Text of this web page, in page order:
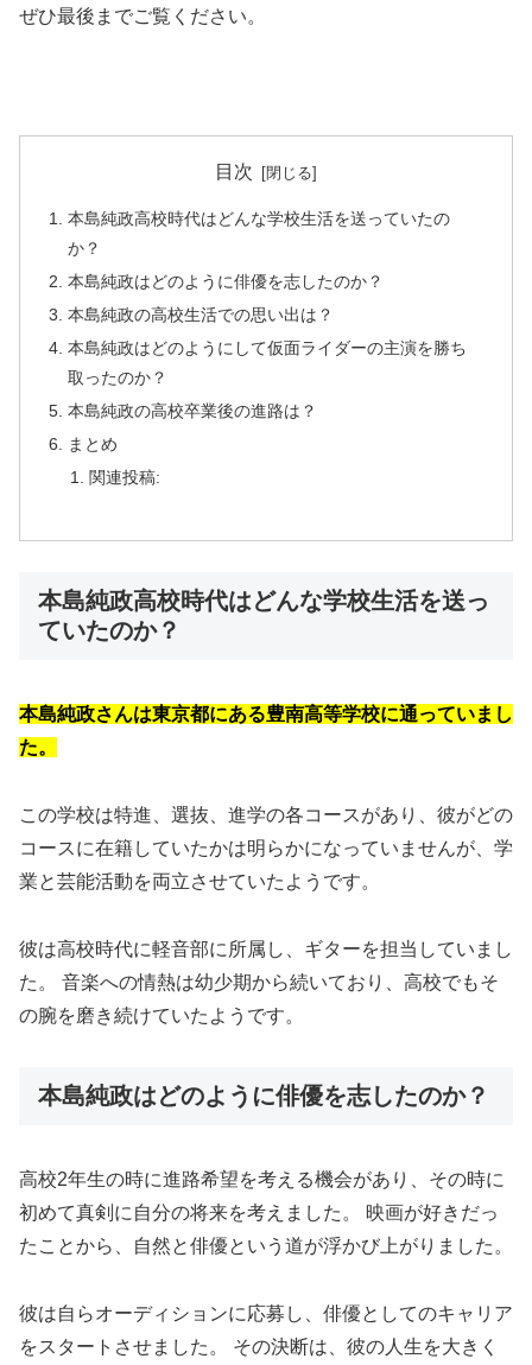
ぜひ最後までご覧ください。
目次
本島純政高校時代はどんな学校生活を送っていたの
か？
本島純政はどのように俳優を志したのか？
本島純政の高校生活での思い出は？
本島純政はどのようにして仮面ライダーの主演を勝ち
取ったのか？
本島純政の高校卒業後の進路は？
まとめ
関連投稿:
本島純政高校時代はどんな学校生活を送っ
ていたのか？
本島純政さんは東京都にある豊南高等学校に通っていまし
た。
この学校は特進、選抜、進学の各コースがあり、彼がどの
コースに在籍していたかは明らかになっていませんが、学
業と芸能活動を両立させていたようです。
彼は高校時代に軽音部に所属し、ギターを担当していまし
た。 音楽への情熱は幼少期から続いており、高校でもそ
の腕を磨き続けていたようです。
本島純政はどのように俳優を志したのか？
高校2年生の時に進路希望を考える機会があり、その時に
初めて真剣に自分の将来を考えました。 映画が好きだっ
たことから、自然と俳優という道が浮かび上がりました。
彼は自らオーディションに応募し、俳優としてのキャリア
をスタートさせました。 その決断は、彼の人生を大きく